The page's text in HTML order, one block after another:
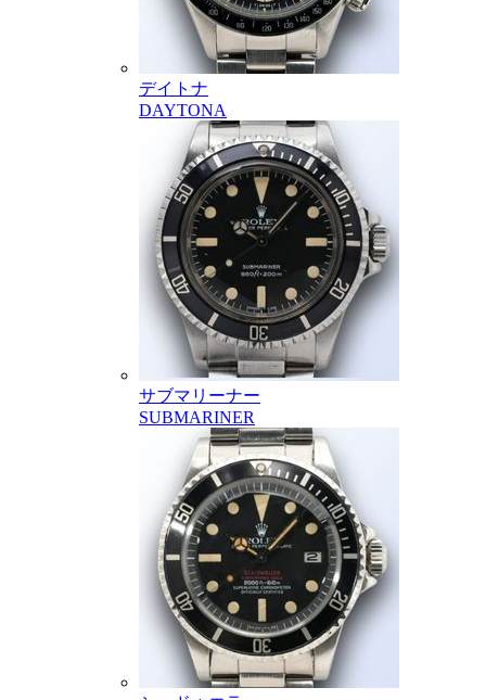
デイトナ
DAYTONA
サブマリーナー
SUBMARINER